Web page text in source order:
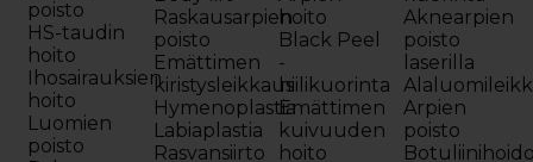
poisto
HS-taudin
hoito
Ihosairauksien
hoito
Luomien
poisto
Raskausarpien
poisto
Emättimen
kiristysleikkaus
Hymenoplastia
Labiaplastia
Rasvansiirto
hoito
Black Peel
-
hiilikuorinta
Emättimen
kuivuuden
hoito
Aknearpien
poisto
laserilla
Arpien
poisto